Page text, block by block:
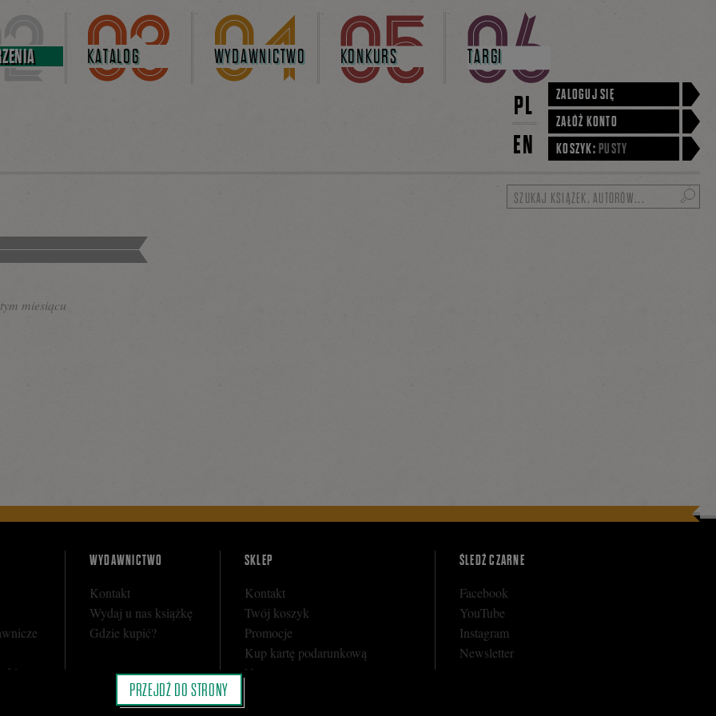
KATALOG WYDAWNICTWO KONKURS TARGI
PL
EN
ZALOGUJ SIĘ
ZAŁÓŻ KONTO
KOSZYK: PUSTY
miesiącu
WYDAWNICTWO
Kontakt
Wydaj u nas książkę
Gdzie kupić?
SKLEP
Kontakt
Twój koszyk
Promocje
Kup kartę podarunkową
Nota prawna
Polityka prywatności
ŚLEDŹ CZARNE
Facebook
YouTube
Instagram
Newsletter
PRZEJDŹ DO STRONY